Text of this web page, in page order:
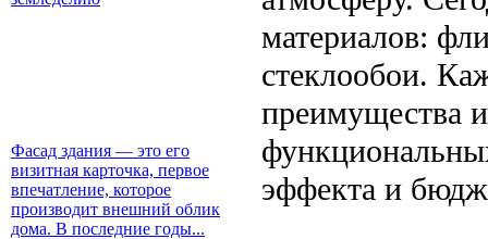
Фасад здания — это его
визитная карточка, первое
впечатление, которое
производит внешний облик
дома. В последние годы...
материалов:
стеклообои.
преимущества
эффекта и